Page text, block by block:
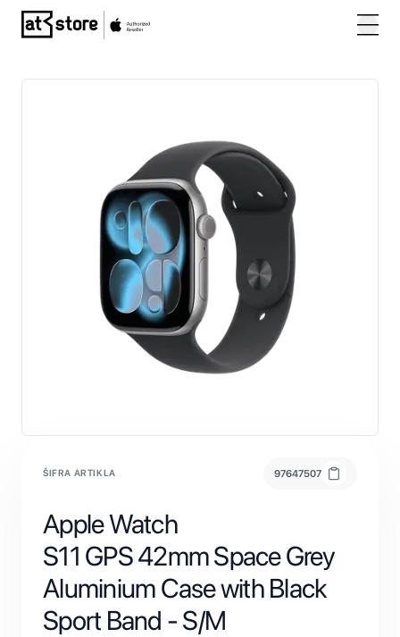
Posjetite početnu stranicu AT Store
ŠIFRA ARTIKLA 97647507
Apple Watch
S11 GPS 42mm Space Grey
Aluminium Case with Black
Sport Band - S/M